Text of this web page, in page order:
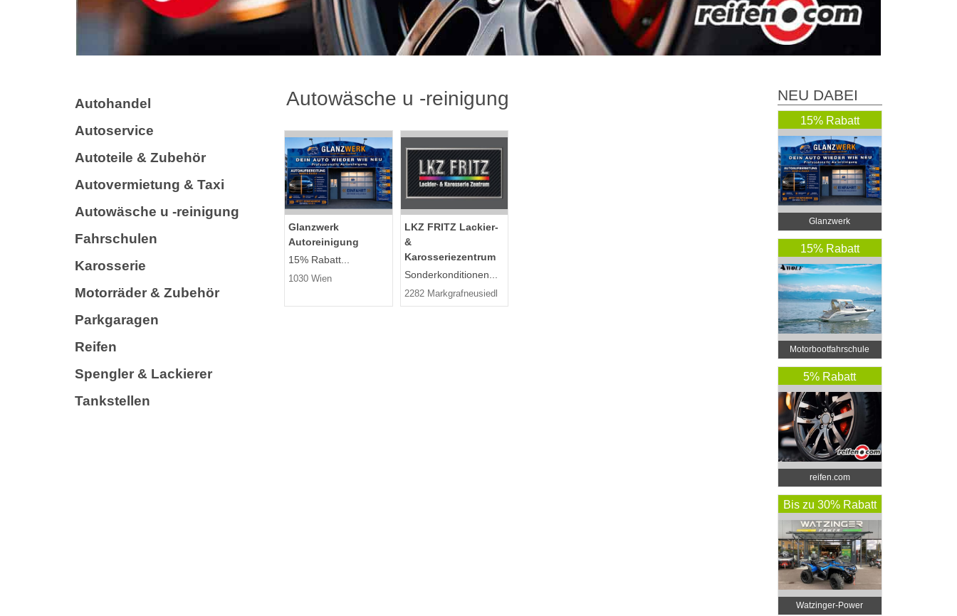
Autohandel
Autoservice
Autoteile & Zubehör
Autovermietung & Taxi
Autowäsche u -reinigung
Fahrschulen
Karosserie
Motorräder & Zubehör
Parkgaragen
Reifen
Spengler & Lackierer
Tankstellen
Autowäsche u -reinigung
Glanzwerk
Autoreinigung
15% Rabatt...
1030 Wien
LKZ FRITZ Lackier-
&
Karosseriezentrum
Sonderkonditionen...
2282 Markgrafneusiedl
NEU DABEI
15% Rabatt
Glanzwerk
Autoreinigung
15% Rabatt
Motorbootfahrschule
Wolf
5% Rabatt
reifen.com
Bis zu 30% Rabatt
Watzinger-Power